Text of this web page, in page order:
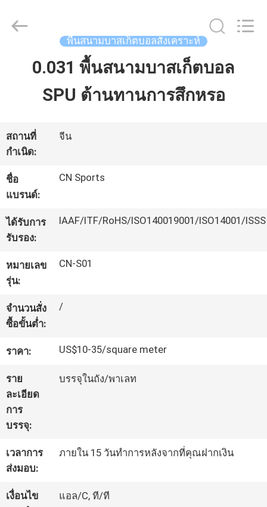
เกี่ยว
กับ
เรา
ทัวร์
โรงงาน
ควบคุม
คุณภาพ
ติดต่อ
เรา
ขอ
Materials
พื้นสนามบาสเก็ตบอลสังเคราะห์
0.031 พื้นสนามบาสเก็ตบอล
SPU ต้านทานการสึกหรอ
สถานที่
กำเนิด:
จีน
ชื่อ
แบรนด์:
CN Sports
ได้รับการ
รับรอง:
IAAF/ITF/RoHS/ISO140019001/ISO14001/ISSS
หมายเลข
รุ่น:
CN-S01
จำนวนสั่ง
ซื้อขั้นต่ำ:
/
ราคา: US$10-35/square meter
ราย
ละเอียด
การ
บรรจุ:
บรรจุในถัง/พาเลท
เวลาการ
ส่งมอบ:
ภายใน 15 วันทำการหลังจากที่คุณฝากเงิน
เงื่อนไข
แอล/C, ที/ที